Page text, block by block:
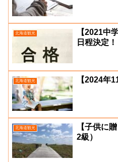
北海道観光
【2021中
日程決定！
北海道観光 【2024年
北海道観光
【子供に
2級）